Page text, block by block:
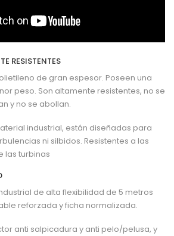
RESISTENTES
de gran espesor. Poseen una
peso. Son altamente resistentes, no se
y no se abollan.
industrial, están diseñadas para
ni silbidos. Resistentes a las
las turbinas
de alta flexibilidad de 5 metros
reforzada y ficha normalizada.
anti salpicadura y anti pelo/pelusa, y